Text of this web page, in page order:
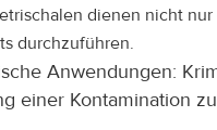
dienen nicht
durchzuführen.
Anwendungen:
einer Kontamination